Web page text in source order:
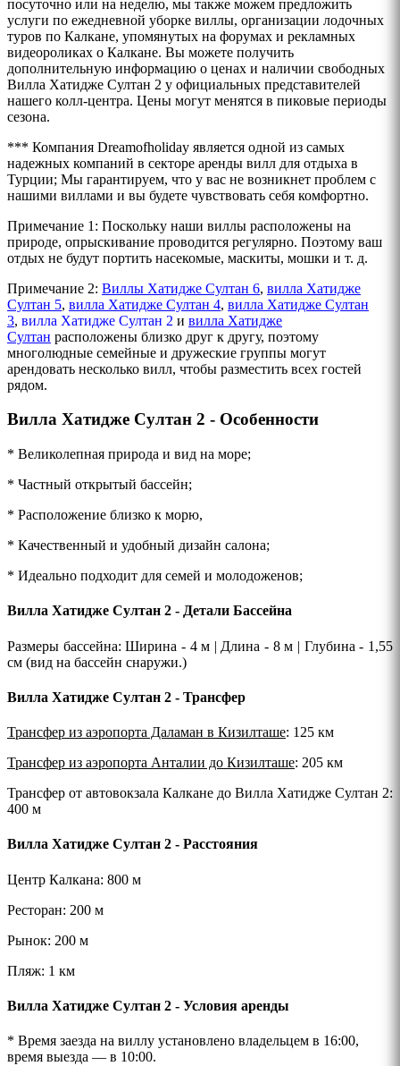
посуточно или на неделю, мы также можем предложить
услуги по ежедневной уборке виллы, организации лодочных
туров по Калкане, упомянутых на форумах и рекламных
видеороликах о Калкане. Вы можете получить
дополнительную информацию о ценах и наличии свободных
Вилла Хатидже Султан 2 у официальных представителей
нашего колл-центра. Цены могут менятся в пиковые периоды
сезона.
*** Компания Dreamofholiday является одной из самых
надежных компаний в секторе аренды вилл для отдыха в
Турции; Мы гарантируем, что у вас не возникнет проблем с
нашими виллами и вы будете чувствовать себя комфортно.
Примечание 1: Поскольку наши виллы расположены на
природе, опрыскивание проводится регулярно. Поэтому ваш
отдых не будут портить насекомые, маскиты, мошки и т. д.
Примечание 2: Виллы Хатидже Султан 6, вилла Хатидже
Султан 5, вилла Хатидже Султан 4, вилла Хатидже Султан
3, вилла Хатидже Султан 2 и вилла Хатидже
Султан расположены близко друг к другу, поэтому
многолюдные семейные и дружеские группы могут
арендовать несколько вилл, чтобы разместить всех гостей
рядом.
Вилла Хатидже Султан 2 - Особенности
* Великолепная природа и вид на море;
* Частный открытый бассейн;
* Расположение близко к морю,
* Качественный и удобный дизайн салона;
* Идеально подходит для семей и молодоженов;
Вилла Хатидже Султан 2 - Детали Бассейна
Размеры бассейна: Ширина - 4 м | Длина - 8 м | Глубина - 1,55
см (вид на бассейн снаружи.)
Вилла Хатидже Султан 2 - Трансфер
Трансфер из аэропорта Даламан в Кизилташе: 125 км
Трансфер из аэропорта Анталии до Кизилташе: 205 км
Трансфер от автовокзала Калкане до Вилла Хатидже Султан 2:
400 м
Вилла Хатидже Султан 2 - Расстояния
Центр Калкана: 800 м
Ресторан: 200 м
Рынок: 200 м
Пляж: 1 км
Вилла Хатидже Султан 2 - Условия аренды
* Время заезда на виллу установлено владельцем в 16:00,
время выезда — в 10:00.